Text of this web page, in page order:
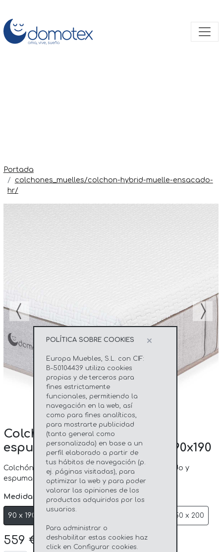
Portada
colchones_muelles/colchon-hybrid-muelle-ensacado-
hr/
Colchón muelle ensacado y
espuma domotex® HYBRID 90x190
Colchón de estructura mixta de muelle ensacado y
espuma HR. Disponible en varias medidas.
Medidas:
90 x 190 150 x 200
559 €
×
POLÍTICA SOBRE COOKIES
Europa Muebles, S.L. con CIF:
B-50104439 utiliza cookies
propias y de terceros para
fines estrictamente
funcionales, permitiendo la
navegación en la web, así
como para fines analíticos,
para mostrarte publicidad
(tanto general como
personalizada) en base a un
perfil elaborado a partir de
tus hábitos de navegación (p.
ej. páginas visitadas), para
optimizar la web y para poder
valorar las opiniones de los
productos adquiridos por los
usuarios.
Para administrar o
deshabilitar estas cookies haz
click en Configurar cookies.